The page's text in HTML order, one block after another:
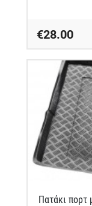
€28.00
Πατάκι πορτ